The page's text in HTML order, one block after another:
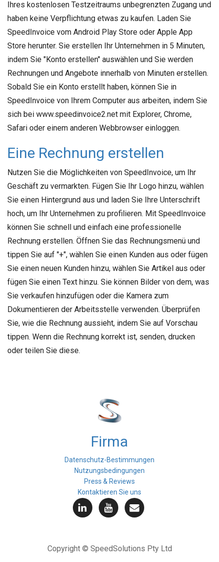
Ihres kostenlosen Testzeitraums unbegrenzten Zugang und
haben keine Verpflichtung etwas zu kaufen. Laden Sie
SpeedInvoice vom Android Play Store oder Apple App
Store herunter. Sie erstellen Ihr Unternehmen in 5 Minuten,
indem Sie "Konto erstellen" auswählen und Sie werden
Rechnungen und Angebote innerhalb von Minuten erstellen.
Sobald Sie ein Konto erstellt haben, können Sie in
SpeedInvoice von Ihrem Computer aus arbeiten, indem Sie
sich bei www.speedinvoice2.net mit Explorer, Chrome,
Safari oder einem anderen Webbrowser einloggen.
Eine Rechnung erstellen
Nutzen Sie die Möglichkeiten von SpeedInvoice, um Ihr
Geschäft zu vermarkten. Fügen Sie Ihr Logo hinzu, wählen
Sie einen Hintergrund aus und laden Sie Ihre Unterschrift
hoch, um Ihr Unternehmen zu profilieren. Mit SpeedInvoice
können Sie schnell und einfach eine professionelle
Rechnung erstellen. Öffnen Sie das Rechnungsmenü und
tippen Sie auf "+", wählen Sie einen Kunden aus oder fügen
Sie einen neuen Kunden hinzu, wählen Sie Artikel aus oder
fügen Sie einen Text hinzu. Sie können Bilder von dem, was
Sie verkaufen hinzufügen oder die Kamera zum
Dokumentieren der Arbeitsstelle verwenden. Überprüfen
Sie, wie die Rechnung aussieht, indem Sie auf Vorschau
tippen. Wenn die Rechnung korrekt ist, senden, drucken
oder teilen Sie diese.
Firma
Datenschutz-Bestimmungen
Nutzungsbedingungen
Press & Reviews
Kontaktieren Sie uns
Copyright © SpeedSolutions Pty Ltd